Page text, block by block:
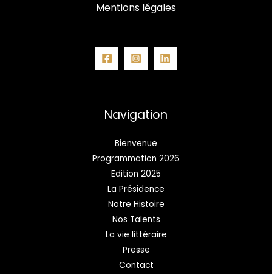
Mentions légales
Navigation
Bienvenue
Programmation 2026
Edition 2025
La Présidence
Notre Histoire
Nos Talents
La vie littéraire
Presse
Contact